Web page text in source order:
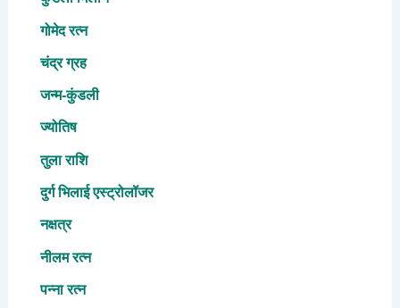
गोमेद रत्न
चंद्र ग्रह
जन्म-कुंडली
ज्योतिष
तुला राशि
दुर्ग भिलाई एस्ट्रोलॉजर
नक्षत्र
नीलम रत्न
पन्ना रत्न